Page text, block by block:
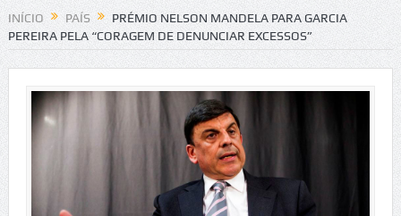
de trânsito no IC2 em Alcobaça Igreja do Castelo de Cerveira
INÍCIO PAÍS
PRÉMIO NELSON MANDELA PARA GARCIA
PEREIRA PELA “CORAGEM DE DENUNCIAR EXCESSOS”